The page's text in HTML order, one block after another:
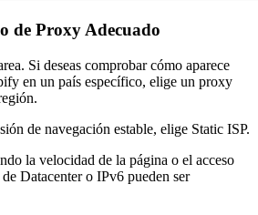
de Proxy Adecuado
Si deseas comprobar cómo aparece
en un país específico, elige un proxy
de navegación estable, elige Static ISP.
la velocidad de la página o el acceso
Datacenter o IPv6 pueden ser